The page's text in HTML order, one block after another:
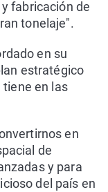
fabricación de
tonelaje".
en su
estratégico
tiene en las
en
de
y para
del país en